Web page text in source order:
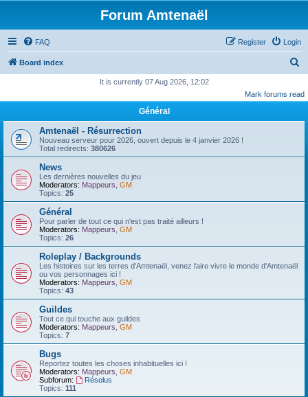
Forum Amtenaël
FAQ Login
Register
Board index
a
It is currently 07 Aug 2026, 12:02
Mark forums read
Général
Amtenaël - Résurrection
Nouveau serveur pour 2026, ouvert depuis le 4 janvier 2026 !
Total redirects: 380626
News
Les dernières nouvelles du jeu
Moderators: Mappeurs GM
Topics: 25
Général
Pour parler de tout ce qui n'est pas traité ailleurs !
Moderators: Mappeurs GM
Topics: 26
Roleplay / Backgrounds
Les histoires sur les terres d'Amtenaël, venez faire vivre le monde d'Amtenaël
ou vos personnages ici !
Moderators: Mappeurs GM
Topics: 43
Guildes
Tout ce qui touche aux guildes
Moderators: Mappeurs GM
Topics: 7
Bugs
Reportez toutes les choses inhabituelles ici !
Moderators: Mappeurs GM
Subforum:
Résolus
Topics: 111